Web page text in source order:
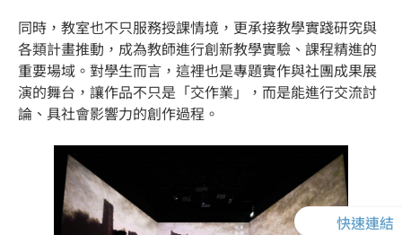
快速連結
同時，教室也不只服務授課情境，更承接教學實踐研究與
各類計畫推動，成為教師進行創新教學實驗、課程精進的
重要場域。對學生而言，這裡也是專題實作與社團成果展
演的舞台，讓作品不只是「交作業」，而是能進行交流討
論、具社會影響力的創作過程。